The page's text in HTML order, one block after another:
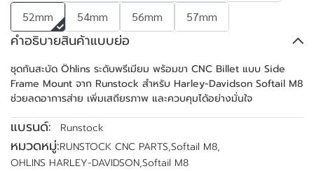
52mm
54mm 56mm 57mm
คำอธิบายสินค้าแบบย่อ
ชุดกันสะบัด Öhlins ระดับพรีเมียม พร้อมขา CNC Billet แบบ Side
Frame Mount จาก Runstock สำหรับ Harley-Davidson Softail M8
ช่วยลดอาการส่าย เพิ่มเสถียรภาพ และควบคุมได้อย่างมั่นใจ
แบรนด์: Runstock
หมวดหมู่:RUNSTOCK CNC PARTS,Softail M8,
OHLINS HARLEY-DAVIDSON,Softail M8